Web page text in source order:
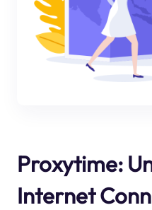
Proxytime:
Internet